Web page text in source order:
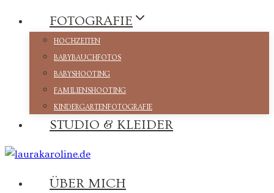
Zum
Inhalt
FOTOGRAFIE
HOCHZEITEN
BABYBAUCHFOTOS
BABYSHOOTING
FAMILIENSHOOTING
KINDERGARTENFOTOGRAFIE
STUDIO & KLEIDER
ÜBER MICH